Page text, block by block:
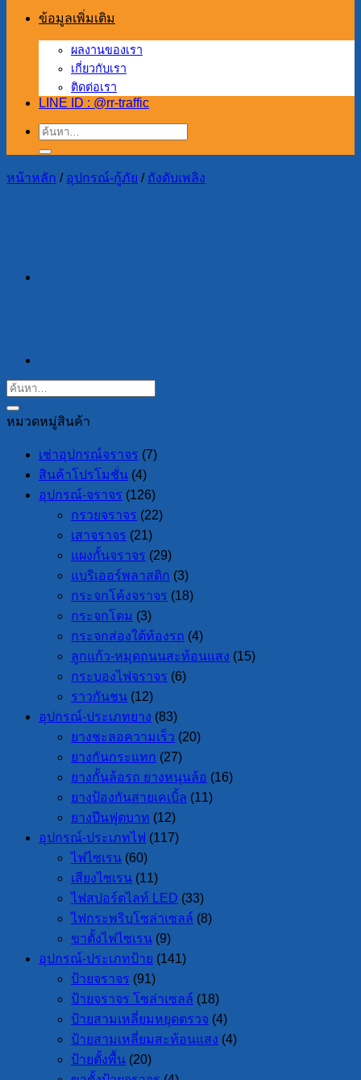
ข้อมูลเพิ่มเติม
ผลงานของเรา
เกี่ยวกับเรา
ติดต่อเรา
LINE ID : @rr-traffic
ค้นหา:
หน้าหลัก / อุปกรณ์-กู้ภัย / ถังดับเพลิง
หมวดหมู่สินค้า
เช่าอุปกรณ์จราจร (7)
สินค้าโปรโมชั่น (4)
อุปกรณ์-จราจร (126)
กรวยจราจร (22)
เสาจราจร (21)
แผงกั้นจราจร (29)
แบริเออร์พลาสติก (3)
กระจกโค้งจราจร (18)
กระจกโดม (3)
กระจกส่องใต้ท้องรถ (4)
ลูกแก้ว-หมุดถนนสะท้อนแสง (15)
กระบองไฟจราจร (6)
ราวกันชน (12)
อุปกรณ์-ประเภทยาง (83)
ยางชะลอความเร็ว (20)
ยางกันกระแทก (27)
ยางกั้นล้อรถ ยางหนุนล้อ (16)
ยางป้องกันสายเคเบิ้ล (11)
ยางปีนฟุตบาท (12)
อุปกรณ์-ประเภทไฟ (117)
ไฟไซเรน (60)
เสียงไซเรน (11)
ไฟสปอร์ตไลท์ LED (33)
ไฟกระพริบโซล่าเซลล์ (8)
ขาตั้งไฟไซเรน (9)
อุปกรณ์-ประเภทป้าย (141)
ป้ายจราจร (91)
ป้ายจราจร โซล่าเซลล์ (18)
ป้ายสามเหลี่ยมหยุดตรวจ (4)
ป้ายสามเหลี่ยมสะท้อนแสง (4)
ป้ายตั้งพื้น (20)